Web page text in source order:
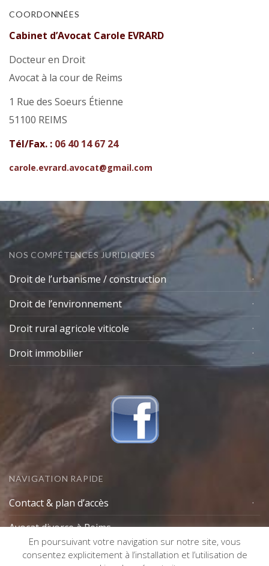
COORDONNÉES
Cabinet d’Avocat Carole EVRARD
Docteur en Droit
Avocat à la cour de Reims
1 Rue des Soeurs Étienne
51100 REIMS
Tél/Fax. : 06 40 14 67 24
carole.evrard.avocat@gmail.com
NOS COMPÉTENCES JURIDIQUES
Droit de l’urbanisme / construction
Droit de l’environnement
Droit rural agricole viticole
Droit immobilier
NAVIGATION RAPIDE
Contact & plan d’accès
Avocat divorce à Reims
Lexique avocat
En poursuivant votre navigation sur notre site, vous
consentez explicitement à l’installation et l’utilisation de